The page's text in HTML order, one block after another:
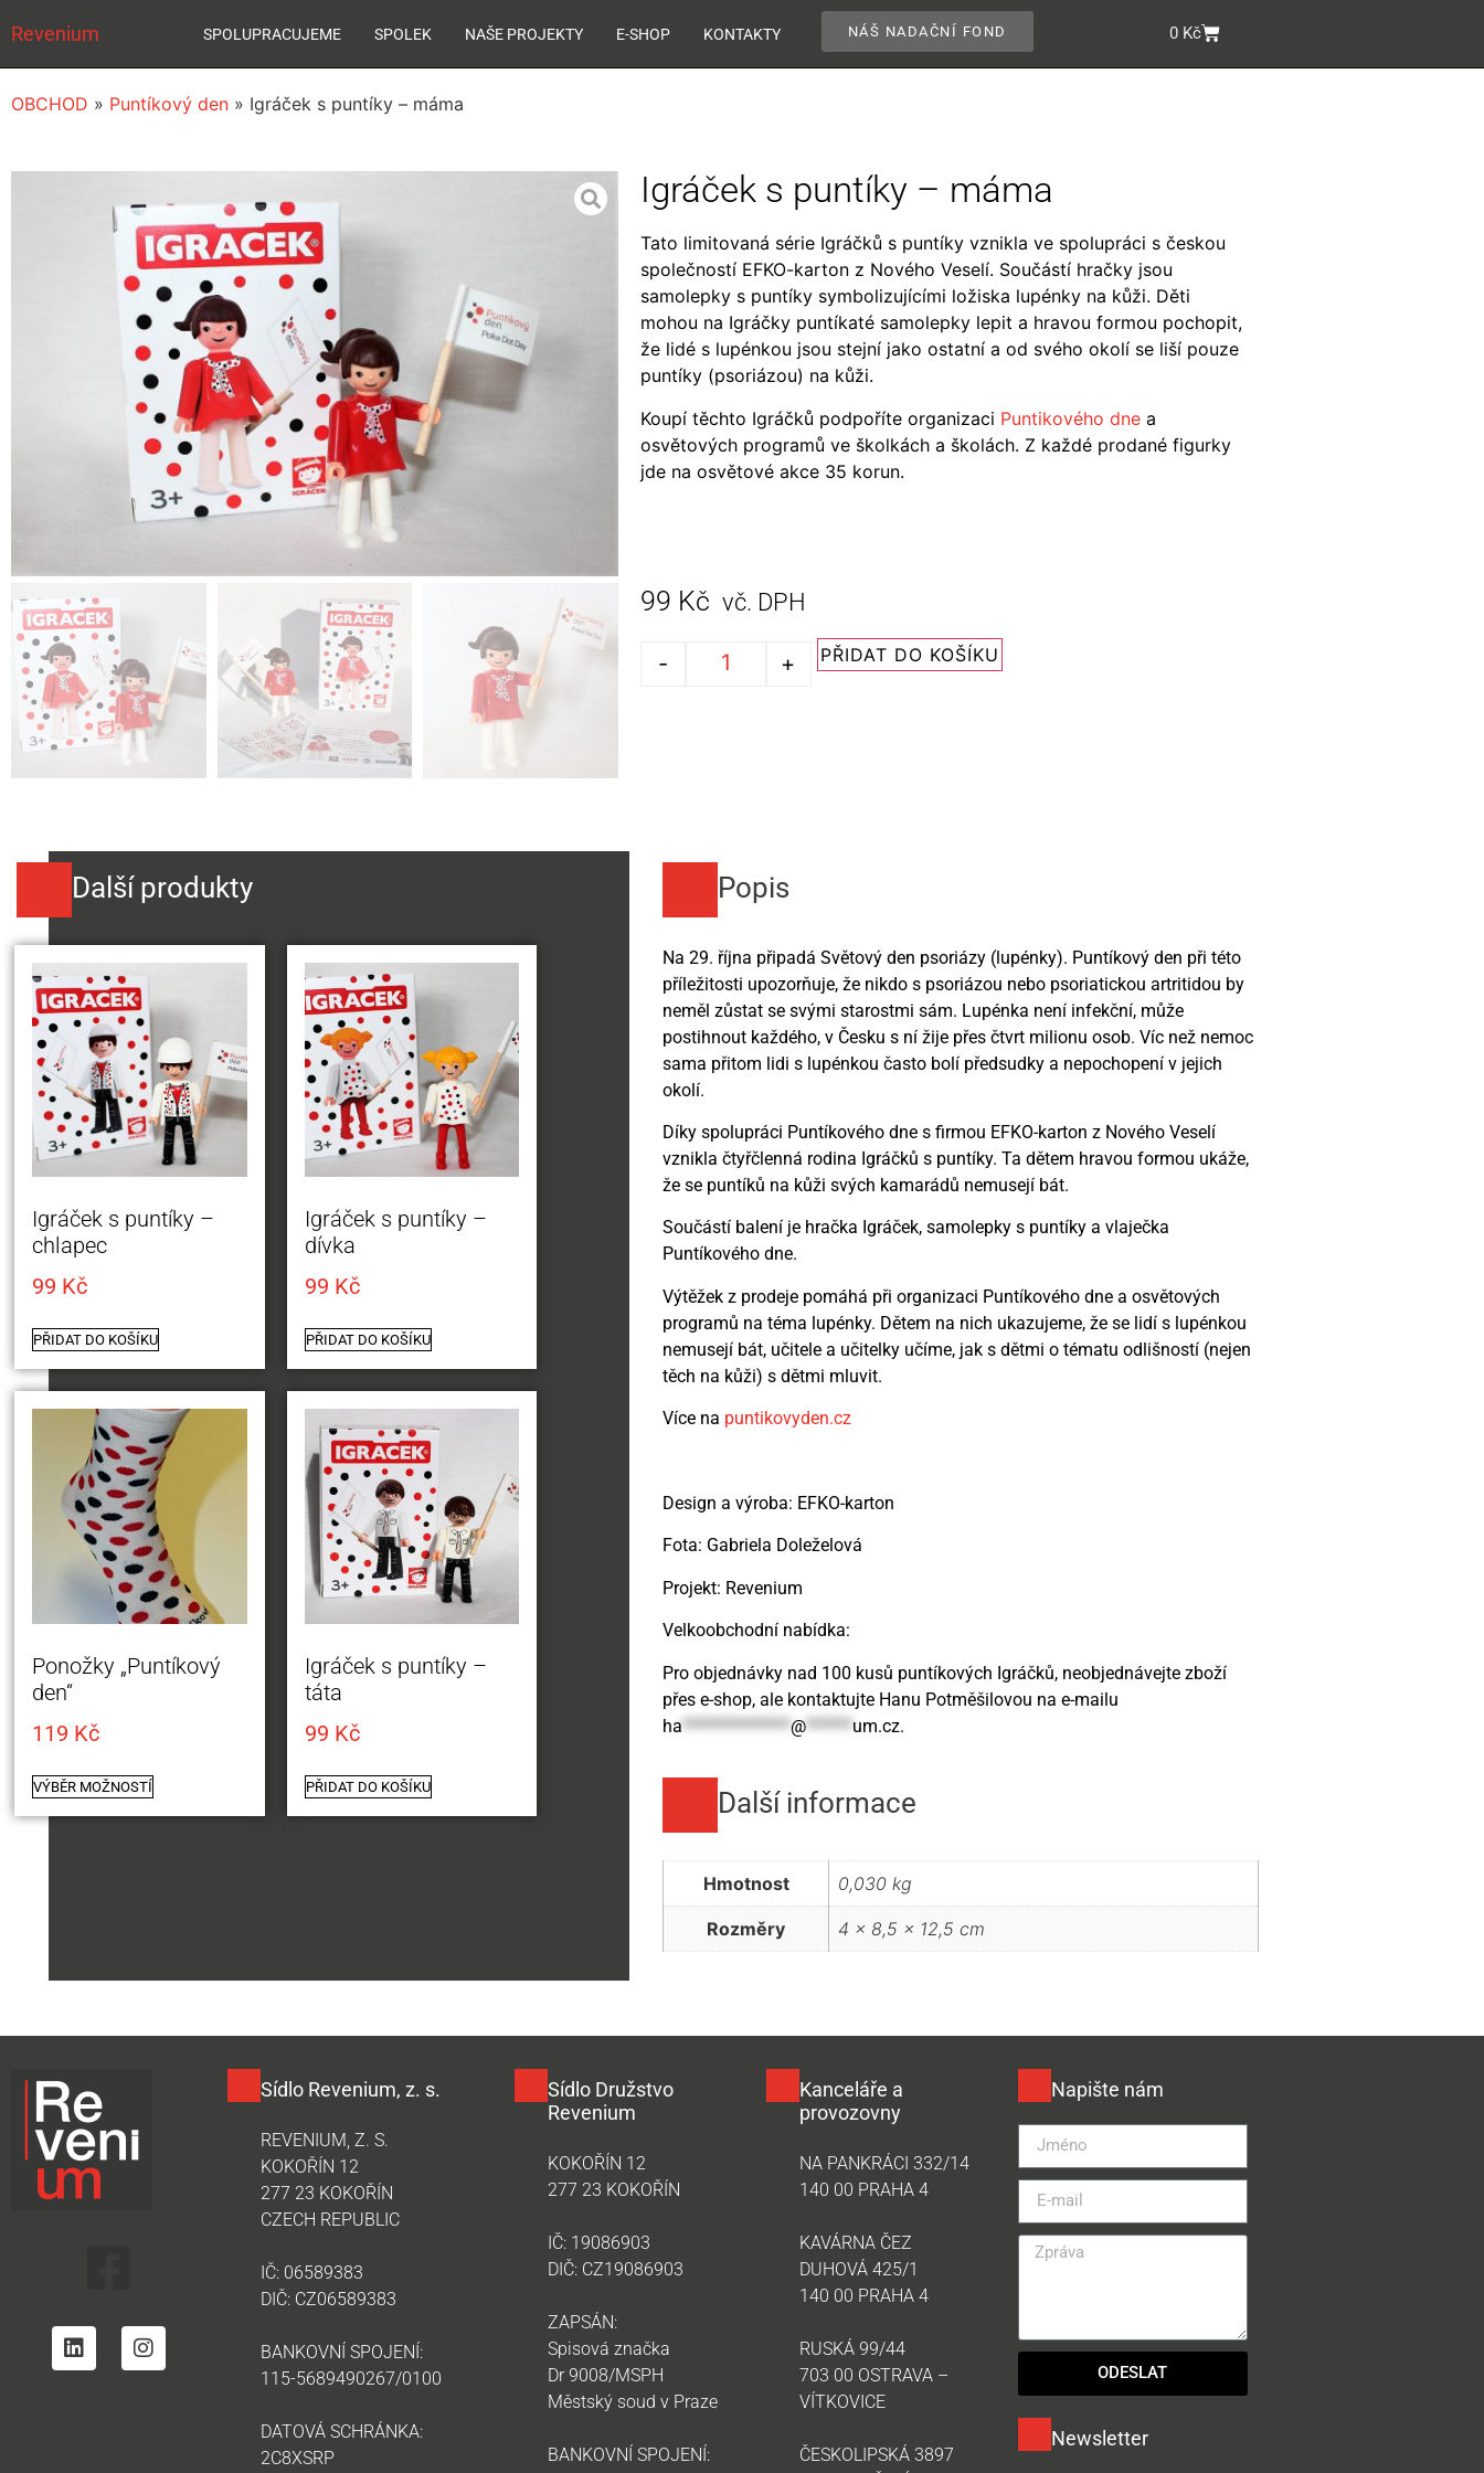
Revenium SPOLUPRACUJEME SPOLEK NAŠE PROJEKTY E-SHOP KONTAKTY NÁŠ NADAČNÍ FOND 0 Kč
OBCHOD » Puntíkový den » Igráček s puntíky – máma
Igráček s puntíky – máma
Tato limitovaná série Igráčků s puntíky vznikla ve spolupráci s českou
společností EFKO-karton z Nového Veselí. Součástí hračky jsou
samolepky s puntíky symbolizujícími ložiska lupénky na kůži. Děti
mohou na Igráčky puntíkaté samolepky lepit a hravou formou pochopit,
že lidé s lupénkou jsou stejní jako ostatní a od svého okolí se liší pouze
puntíky (psoriázou) na kůži.
Koupí těchto Igráčků podpoříte organizaci Puntikového dne a
osvětových programů ve školkách a školách. Z každé prodané figurky
jde na osvětové akce 35 korun.
99 Kč vč. DPH
- + PŘIDAT DO KOŠÍKU
Další produkty
Igráček s puntíky –
chlapec
99 Kč
PŘIDAT DO KOŠÍKU
Igráček s puntíky –
dívka
99 Kč
PŘIDAT DO KOŠÍKU
Ponožky „Puntíkový
den“
119 Kč
VÝBĚR MOŽNOSTÍ
Igráček s puntíky –
táta
99 Kč
PŘIDAT DO KOŠÍKU
Popis
Na 29. října připadá Světový den psoriázy (lupénky). Puntíkový den při této
příležitosti upozorňuje, že nikdo s psoriázou nebo psoriatickou artritidou by
neměl zůstat se svými starostmi sám. Lupénka není infekční, může
postihnout každého, v Česku s ní žije přes čtvrt milionu osob. Víc než nemoc
sama přitom lidi s lupénkou často bolí předsudky a nepochopení v jejich
okolí.
Díky spolupráci Puntíkového dne s firmou EFKO-karton z Nového Veselí
vznikla čtyřčlenná rodina Igráčků s puntíky. Ta dětem hravou formou ukáže,
že se puntíků na kůži svých kamarádů nemusejí bát.
Součástí balení je hračka Igráček, samolepky s puntíky a vlaječka
Puntíkového dne.
Výtěžek z prodeje pomáhá při organizaci Puntíkového dne a osvětových
programů na téma lupénky. Dětem na nich ukazujeme, že se lidí s lupénkou
nemusejí bát, učitele a učitelky učíme, jak s dětmi o tématu odlišností (nejen
těch na kůži) s dětmi mluvit.
Více na puntikovyden.cz
Design a výroba: EFKO-karton
Fota: Gabriela Doleželová
Projekt: Revenium
Velkoobchodní nabídka:
Pro objednávky nad 100 kusů puntíkových Igráčků, neobjednávejte zboží
přes e-shop, ale kontaktujte Hanu Potměšilovou na e-mailu
ha ************** @****** um.cz.
Další informace
Hmotnost 0,030 kg
Rozměry 4 × 8,5 × 12,5 cm
Sídlo Revenium, z. s.
REVENIUM, Z. S.
KOKOŘÍN 12
277 23 KOKOŘÍN
CZECH REPUBLIC
IČ: 06589383
DIČ: CZ06589383
BANKOVNÍ SPOJENÍ:
115-5689490267/0100
DATOVÁ SCHRÁNKA:
2C8XSRP
Sídlo Družstvo
Revenium
KOKOŘÍN 12
277 23 KOKOŘÍN
IČ: 19086903
DIČ: CZ19086903
ZAPSÁN:
Spisová značka
Dr 9008/MSPH
Městský soud v Praze
BANKOVNÍ SPOJENÍ:
Kanceláře a
provozovny
NA PANKRÁCI 332/14
140 00 PRAHA 4
KAVÁRNA ČEZ
DUHOVÁ 425/1
140 00 PRAHA 4
RUSKÁ 99/44
703 00 OSTRAVA –
VÍTKOVICE
ČESKOLIPSKÁ 3897
Napište nám
ODESLAT
Newsletter